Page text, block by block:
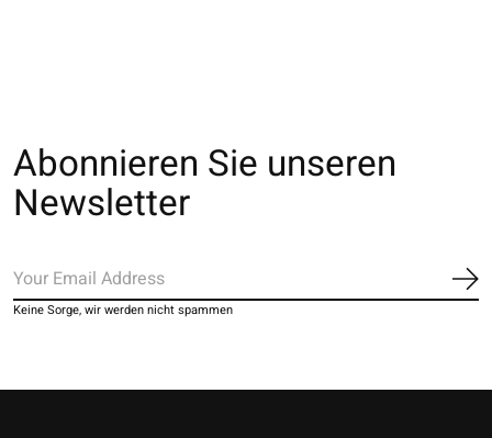
Abonnieren Sie unseren
Newsletter
Keine Sorge, wir werden nicht spammen